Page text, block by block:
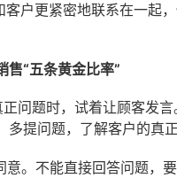
客户更紧密地联系在一起
售“五条黄金比率”
正问题时，试着让顾客发
提问题，了解客户的真正
。不能直接回答问题，